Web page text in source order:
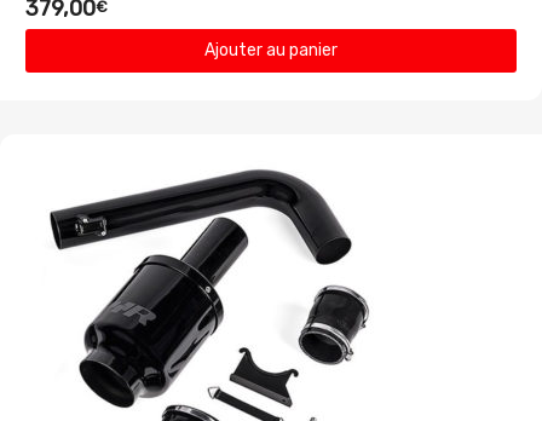
379,00€
Ajouter au panier